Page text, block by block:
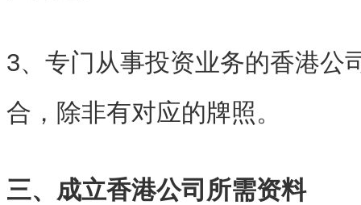
3、专门从事投资业务的香港公
合，除非有对应的牌照。
三、成立香港公司所需资料